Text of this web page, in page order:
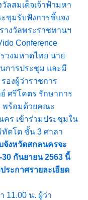
ลสมเด็จเจ้าฟ้ามหา
ชุมรับฟังการชี้แจง
างวัลพระราชทานฯ
Conference
วงมหาดไทย นาย
การประชุม และมี
องผู้ว่าราชการ
ศรีโคตร รักษาการ
พร้อมด้วยคณะ
คร เข้าร่วมประชุมใน
ตโต ชั้น 3 ศาลา
จังหวัดสกลนครจะ
กันยายน 2563 นี้
ระกาศรายละเอียด
11.00 น. ผู้ว่า